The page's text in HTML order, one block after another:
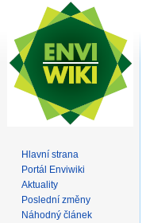
Hlavní strana
Portál Enviwiki
Aktuality
Poslední změny
Náhodný článek